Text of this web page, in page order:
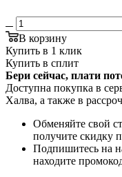
В корзину
Купить в 1 клик
Купить в сплит
Бери сейчас, плати
Доступна покупка в
Халва, а также в
Обменяйте свой
получите скидку
Подпишитесь на
находите